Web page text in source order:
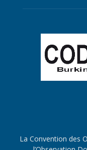
La Convention des